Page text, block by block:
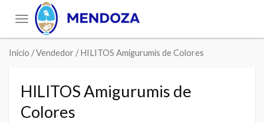
Toggle
navigation
Inicio / Vendedor / HILITOS Amigurumis de Colores
HILITOS Amigurumis de
Colores